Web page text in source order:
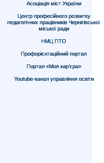
Асоціація міст України
Центр професійного розвитку
педагогічних працівників Чернігівської
міської ради
НМЦ ПТО
Профорієнтаційний портал
Портал «Моя кар’єра»
Youtube-канал управління освіти